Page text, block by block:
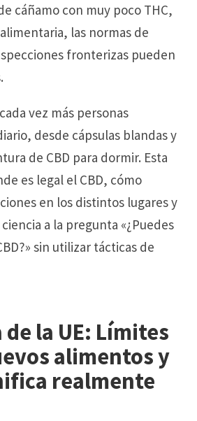
cáñamo con muy poco THC,
las normas de
fronterizas pueden
vez más personas
desde cápsulas blandas y
de CBD para dormir. Esta
es legal el CBD, cómo
en los distintos lugares y
a la pregunta «¿Puedes
sin utilizar tácticas de
la UE: Límites
alimentos y
realmente